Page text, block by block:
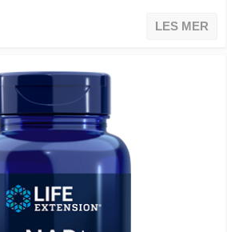
LES MER